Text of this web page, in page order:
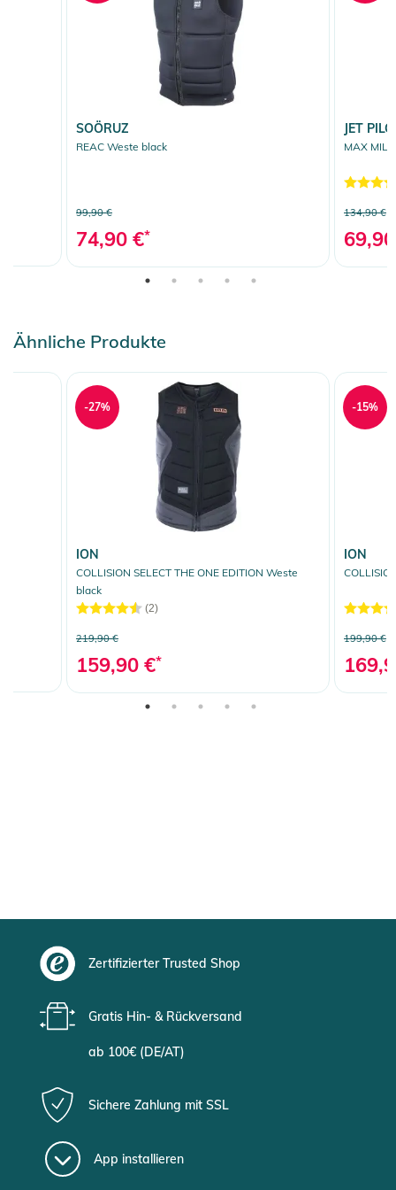
SOÖRUZ
REAC Weste black
99,90 €
74,90 €*
JET
MAX
134,90 €
Ähnliche Produkte
ION
COLLISION SELECT THE ONE EDITION Weste
black
(2)
219,90 €
159,90 €*
-27%
ION
199,90 €
-15%
Zertifizierter Trusted Shop
Gratis Hin- & Rückversand
ab 100€ (DE/AT)
Sichere Zahlung mit SSL
App installieren